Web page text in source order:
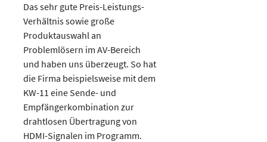
Das sehr gute Preis-Leistungs-
Verhältnis sowie große
Produktauswahl an
Problemlösern im AV-Bereich
und haben uns überzeugt. So hat
die Firma beispielsweise mit dem
KW-11 eine Sende- und
Empfängerkombination zur
drahtlosen Übertragung von
HDMI-Signalen im Programm.